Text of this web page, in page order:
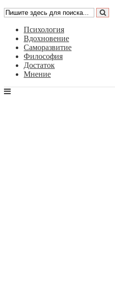
Психология
Вдохновение
Саморазвитие
Философия
Достаток
Мнение